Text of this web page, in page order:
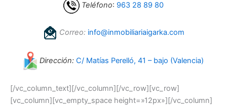
Teléfono: 963 28 89 80
Correo: info@inmobiliariaigarka.com
Dirección: C/ Matías Perelló, 41 – bajo (Valencia)
[/vc_column_text][/vc_column][/vc_row][vc_row]
[vc_column][vc_empty_space height=»12px»][/vc_column]